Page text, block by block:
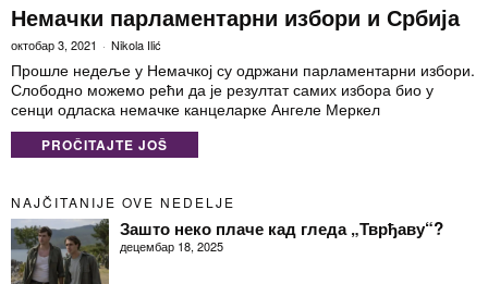
Немачки парламентарни избори и Србија
октобар 3, 2021 Nikola Ilić
Прошле недеље у Немачкој су одржани парламентарни избори.
Слободно можемо рећи да је резултат самих избора био у
сенци одласка немачке канцеларке Ангеле Меркел
PROČITAJTE JOŠ
NAJČITANIJE OVE NEDELJE
Зашто неко плаче кад гледа „Тврђаву“?
децембар 18, 2025